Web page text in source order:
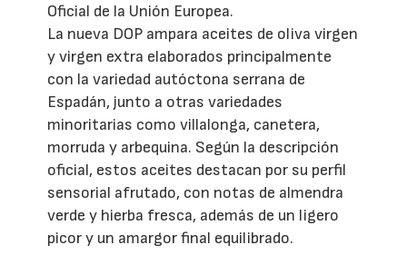
Oficial de la Unión Europea.
La nueva DOP ampara aceites de oliva virgen
y virgen extra elaborados principalmente
con la variedad autóctona serrana de
Espadán, junto a otras variedades
minoritarias como villalonga, canetera,
morruda y arbequina. Según la descripción
oficial, estos aceites destacan por su perfil
sensorial afrutado, con notas de almendra
verde y hierba fresca, además de un ligero
picor y un amargor final equilibrado.